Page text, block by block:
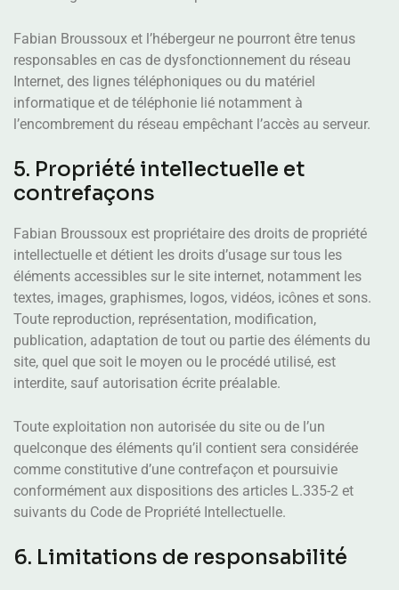
Fabian Broussoux et l’hébergeur ne pourront être tenus
responsables en cas de dysfonctionnement du réseau
Internet, des lignes téléphoniques ou du matériel
informatique et de téléphonie lié notamment à
l’encombrement du réseau empêchant l’accès au serveur.
5. Propriété intellectuelle et
contrefaçons
Fabian Broussoux est propriétaire des droits de propriété
intellectuelle et détient les droits d’usage sur tous les
éléments accessibles sur le site internet, notamment les
textes, images, graphismes, logos, vidéos, icônes et sons.
Toute reproduction, représentation, modification,
publication, adaptation de tout ou partie des éléments du
site, quel que soit le moyen ou le procédé utilisé, est
interdite, sauf autorisation écrite préalable.
Toute exploitation non autorisée du site ou de l’un
quelconque des éléments qu’il contient sera considérée
comme constitutive d’une contrefaçon et poursuivie
conformément aux dispositions des articles L.335-2 et
suivants du Code de Propriété Intellectuelle.
6. Limitations de responsabilité